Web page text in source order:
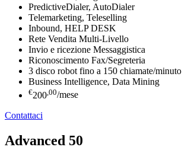
PredictiveDialer, AutoDialer
Telemarketing, Teleselling
Inbound, HELP DESK
Rete Vendita Multi-Livello
Invio e ricezione Messaggistica
Riconoscimento Fax/Segreteria
3 disco robot fino a 150 chiamate/minuto
Business Intelligence, Data Mining
€200 ,00/mese
Contattaci
Advanced 50